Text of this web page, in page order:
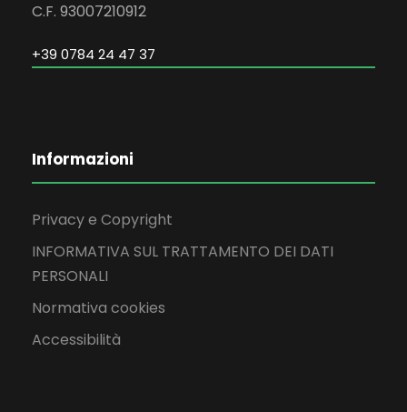
C.F. 93007210912
+39 0784 24 47 37
Informazioni
Privacy e Copyright
INFORMATIVA SUL TRATTAMENTO DEI DATI
PERSONALI
Normativa cookies
Accessibilità